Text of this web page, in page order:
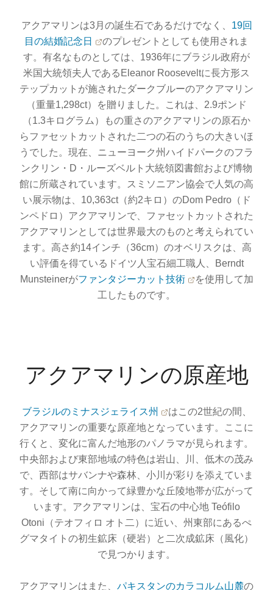
アクアマリンは3月の誕生石であるだけでなく、 19回
目の結婚記念日
のプレゼントとしても使用されま
す。有名なものとしては、1936年にブラジル政府が
米国大統領夫人であるEleanor Rooseveltに長方形ス
テップカットが施されたダークブルーのアクアマリン
（重量1,298ct）を贈りました。これは、2.9ポンド
（1.3キログラム）もの重さのアクアマリンの原石か
らファセットカットされた二つの石のうちの大きいほ
うでした。現在、ニューヨーク州ハイドパークのフラ
ンクリン・D・ルーズベルト大統領図書館および博物
館に所蔵されています。スミソニアン協会で人気の高
い展示物は、10,363ct（約2キロ）のDom Pedro（ド
ンペドロ）アクアマリンで、ファセットカットされた
アクアマリンとしては世界最大のものと考えられてい
ます。高さ約14インチ（36cm）のオベリスクは、高
い評価を得ているドイツ人宝石細工職人、Berndt
Munsteinerがファンタジーカット技術
を使用して加
工したものです。
アクアマリンの原産地
ブラジルのミナスジェライス州
はこの2世紀の間、
アクアマリンの重要な原産地となっています。ここに
行くと、変化に富んだ地形のパノラマが見られます。
中央部および東部地域の特色は岩山、川、低木の茂み
で、西部はサバンナや森林、小川が彩りを添えていま
す。そして南に向かって緑豊かな丘陵地帯が広がって
います。アクアマリンは、宝石の中心地 Teófilo
Otoni（テオフィロ オト二）に近い、州東部にあるぺ
グマタイトの初生鉱床（硬岩）と二次成鉱床（風化）
で見つかります。
アクアマリンはまた、 パキスタンのカラコルム山麓の